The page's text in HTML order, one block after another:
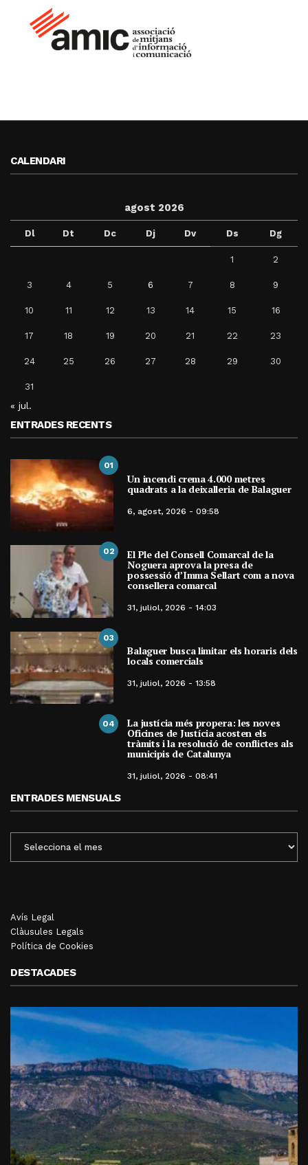
CALENDARI
agost 2026
Dl Dt Dc Dj Dv Ds Dg
1 2
3 4 5 6 7 8 9
10 11 12 13 14 15 16
17 18 19 20 21 22 23
24 25 26 27 28 29 30
31
« jul.
ENTRADES RECENTS
01
Un incendi crema 4.000 metres
quadrats a la deixalleria de Balaguer
6, agost, 2026 - 09:58
02 El Ple del Consell Comarcal de la
Noguera aprova la presa de
possessió d’Imma Sellart com a nova
consellera comarcal
31, juliol, 2026 - 14:03
03
Balaguer busca limitar els horaris dels
locals comercials
31, juliol, 2026 - 13:58
04 La justícia més propera: les noves
Oficines de Justícia acosten els
tràmits i la resolució de conflictes als
municipis de Catalunya
31, juliol, 2026 - 08:41
ENTRADES MENSUALS
MENSUALS
Avís Legal
Clàusules Legals
Política de Cookies
DESTACADES